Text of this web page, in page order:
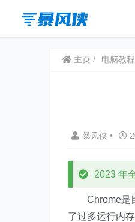
主页 电脑教程
暴风侠 •
2023 年
Chrome是目
了过多运行内